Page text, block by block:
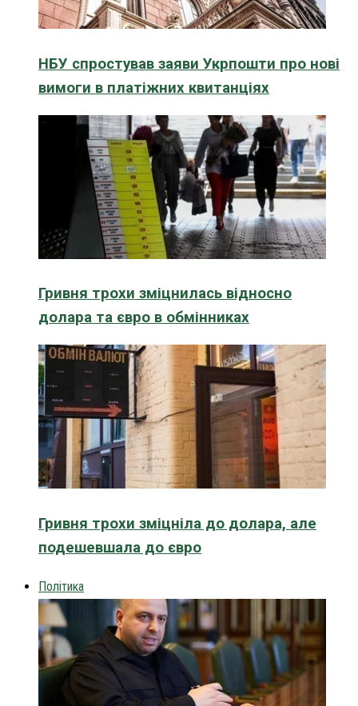
НБУ спростував заяви Укрпошти про нові
вимоги в платіжних квитанціях
Гривня трохи зміцнилась відносно
долара та євро в обмінниках
Гривня трохи зміцніла до долара, але
подешевшала до євро
Політика